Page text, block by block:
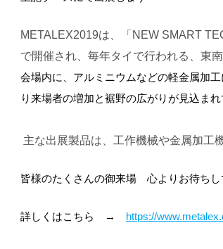
METALEX2019は、「NEW SMART
で開催され、 毎年タイで行われる、東
会場内に、アルミニウムなどの軽金属加
り来場者の増加と裾野の広がりが見込まれ
主な出展製品は、工作機械や金属加工
皆様のたくさんの御来場 心よりお待ちし
詳しくはこちら → https://